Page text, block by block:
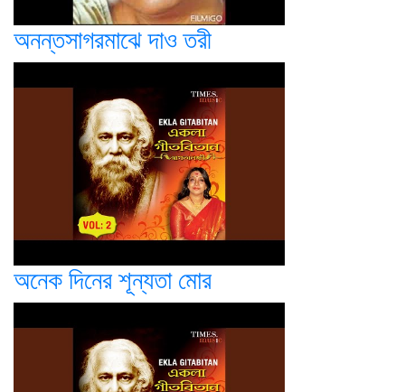
অনন্তসাগরমাঝে দাও তরী
অনেক দিনের শূন্যতা মোর